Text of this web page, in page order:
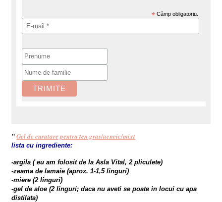
* Câmp obligatoriu.
”Gel de curatare pentru ten gras/acneic/mixt
lista cu ingrediente:
-argila ( eu am folosit de la Asla Vital, 2 pliculete)
-zeama de lamaie (aprox. 1-1,5 linguri)
-miere (2 linguri)
-gel de aloe (2 linguri; daca nu aveti se poate in locui cu apa
distilata)